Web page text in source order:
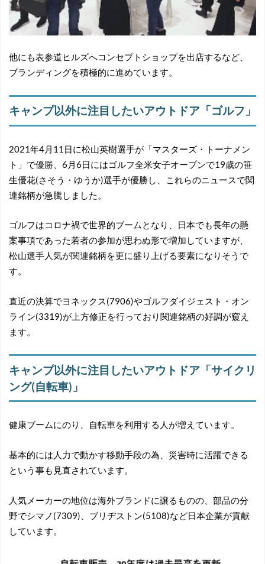
他にも表参道ヒルズへコンセプトショップを出店するなど、
ブランディングを積極的に進めています。
キャンプ以外に注目したいアウトドア「ゴルフ」
2021年4月11日に松山英樹選手が「マスターズ・トーナメン
ト」で優勝、6月6日にはゴルフ全米女子オープンで19歳の笹
生優花(さそう・ゆうか)選手が優勝し、これらのニュースで関
連銘柄が急騰しました。
ゴルフはコロナ禍で世界的ブームとなり、日本でも長年の懸
案事項であった若者の参加が思わぬ形で増加していますが、
松山選手人気が関連銘柄を更に盛り上げる要素になりそうで
す。
直近の決算でヨネックス(7906)やゴルフダイジェスト・オン
ライン(3319)が上方修正を行っており関連銘柄の好調が窺え
ます。
キャンプ以外に注目したいアウトドア「サイクリ
ング(自転車)」
健康ブームにのり、自転車を利用する人が増えています。
基本的には人力で動かす移動手段の為、災害時に活躍できる
という事も見直されています。
人気メーカーの地位は海外ブランドに譲るものの、部品の分
野でシマノ(7309)、ブリヂストン(5108)など日本企業が貢献
しています。